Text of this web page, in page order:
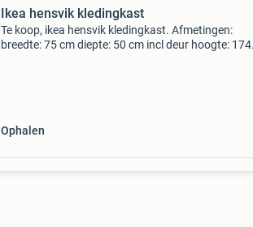
Ikea hensvik kledingkast
Te koop, ikea hensvik kledingkast. Afmetingen:
breedte: 75 cm diepte: 50 cm incl deur hoogte: 174
Ophalen